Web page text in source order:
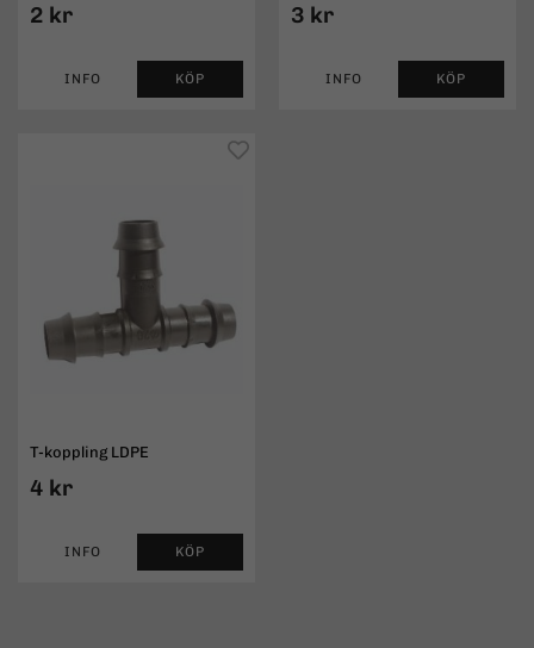
2 kr
INFO KÖP
3 kr
INFO KÖP
T-koppling LDPE
4 kr
INFO KÖP